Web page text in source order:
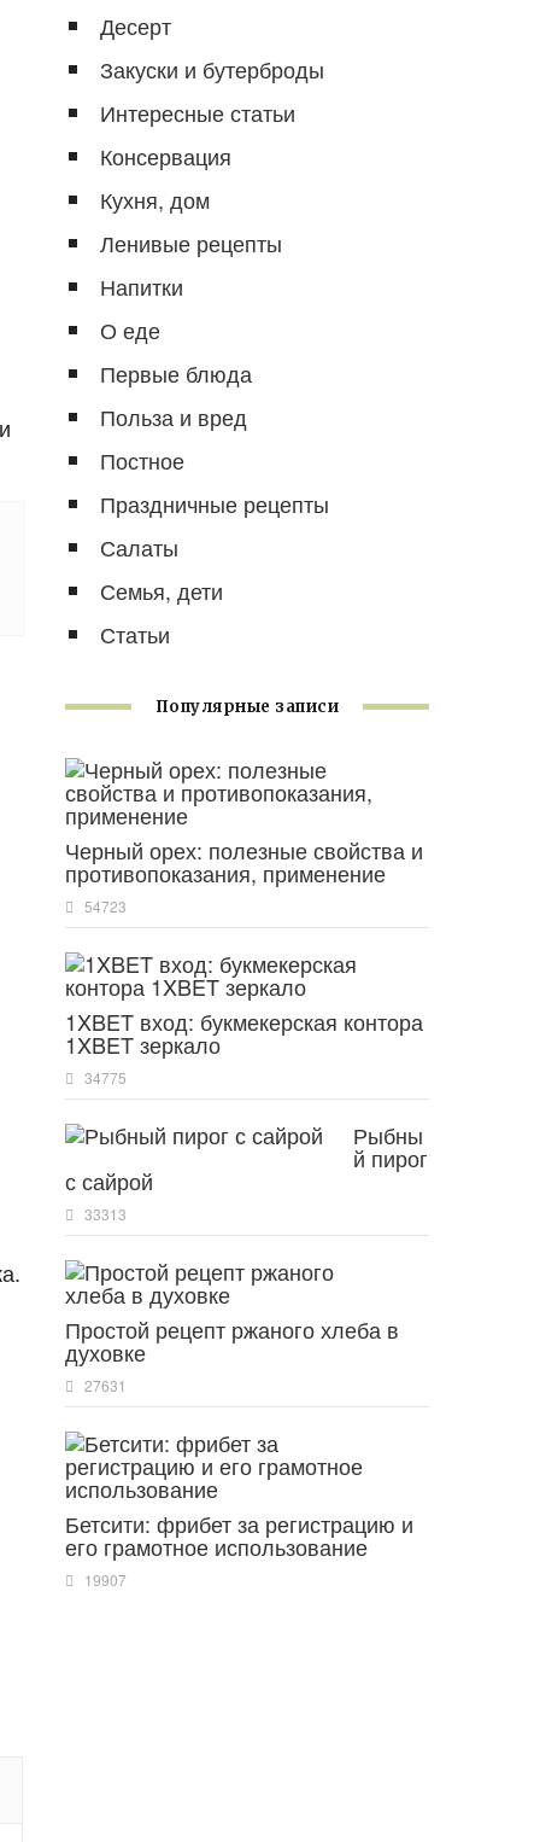
Десерт
Закуски и бутерброды
Интересные статьи
Консервация
Кухня, дом
Ленивые рецепты
Напитки
О еде
Первые блюда
Польза и вред
Постное
Праздничные рецепты
Салаты
Семья, дети
Статьи
Популярные записи
Черный орех: полезные свойства и
противопоказания, применение
54723
1XBET вход: букмекерская контора
1XBET зеркало
34775
Рыбны
й пирог
с сайрой
33313
Простой рецепт ржаного хлеба в
духовке
27631
Бетсити: фрибет за регистрацию и
его грамотное использование
19907